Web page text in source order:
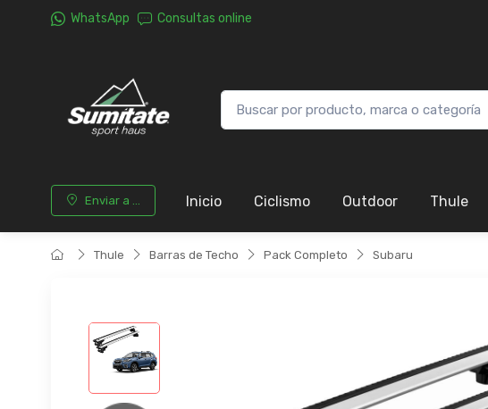
WhatsApp Consultas online
Enviar a ... Inicio Ciclismo Outdoor Thule
Thule Barras de Techo Pack Completo Subaru